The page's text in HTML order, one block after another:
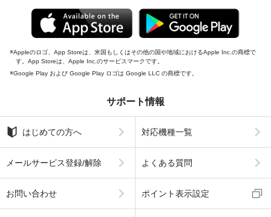
Appleのロゴ、App Storeは、米国もしくはその他の国や地域におけるApple Inc.の商標で
す。App Storeは、Apple Inc.のサービスマークです。
Google Play および Google Play ロゴは Google LLC の商標です。
サポート情報
はじめての方へ 対応機種一覧
メールサービス登録/解除 よくある質問
お問い合わせ ポイント表示設定